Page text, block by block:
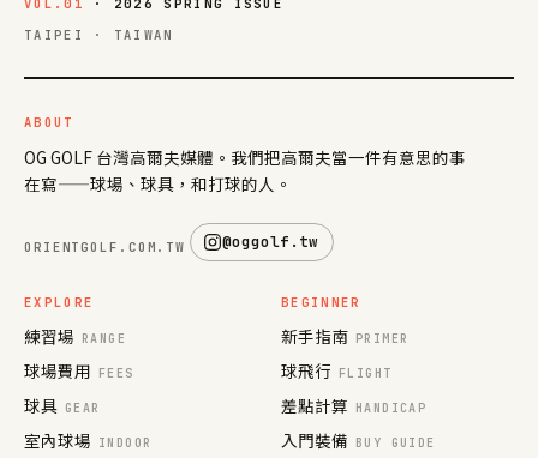
TAIPEI · TAIWAN
ABOUT
OG GOLF 台灣高爾夫媒體。我們把高爾夫當一件有意思的事
在寫——球場、球具，和打球的人。
ORIENTGOLF.COM.TW @oggolf.tw
EXPLORE
練習場 RANGE
球場費用 FEES
球具 GEAR
室內球場 INDOOR
BEGINNER
新手指南 PRIMER
球飛行 FLIGHT
差點計算 HANDICAP
入門裝備 BUY GUIDE